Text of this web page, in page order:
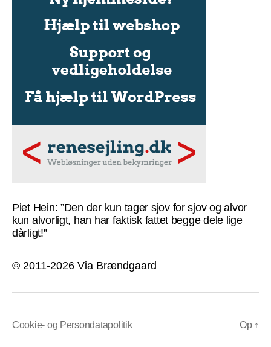
Piet Hein: ”Den der kun tager sjov for sjov og alvor
kun alvorligt, han har faktisk fattet begge dele lige
dårligt!”
© 2011-2026 Via Brændgaard
Cookie- og Persondatapolitik Op ↑